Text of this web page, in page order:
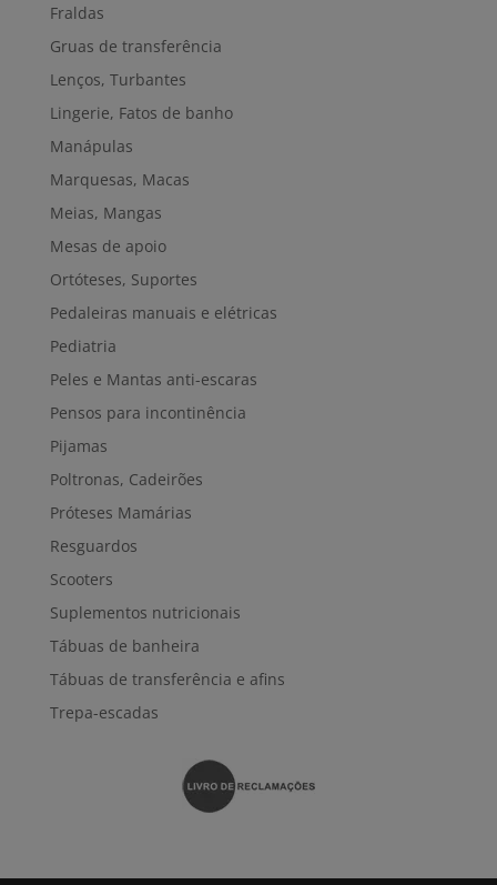
Fraldas
Gruas de transferência
Lenços, Turbantes
Lingerie, Fatos de banho
Manápulas
Marquesas, Macas
Meias, Mangas
Mesas de apoio
Ortóteses, Suportes
Pedaleiras manuais e elétricas
Pediatria
Peles e Mantas anti-escaras
Pensos para incontinência
Pijamas
Poltronas, Cadeirões
Próteses Mamárias
Resguardos
Scooters
Suplementos nutricionais
Tábuas de banheira
Tábuas de transferência e afins
Trepa-escadas